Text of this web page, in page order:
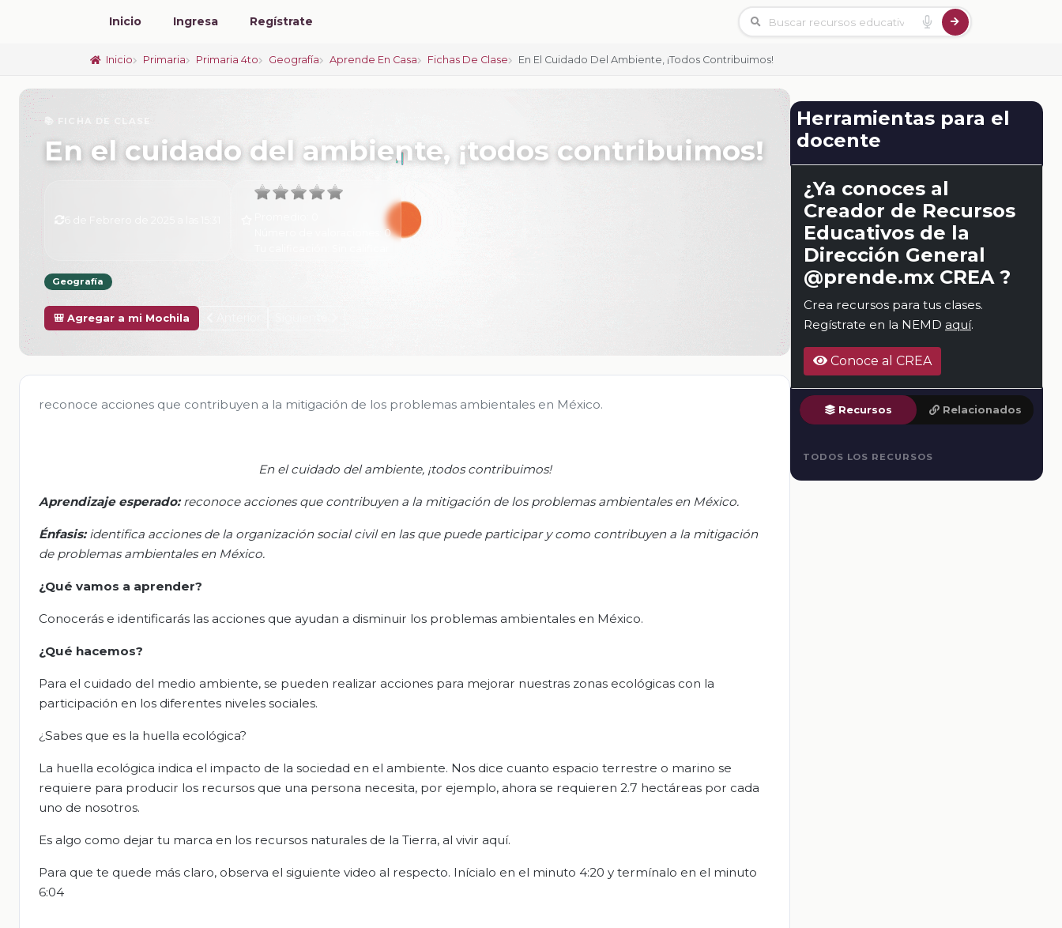
Inicio Ingresa Regístrate
Inicio Primaria Primaria 4to Geografía Aprende En Casa Fichas De Clase En El Cuidado Del Ambiente, ¡todos Contribuimos!
📚 FICHA DE CLASE
En el cuidado del ambiente, ¡todos contribuimos!
0
Geografía
🎒 Agregar a mi Mochila
reconoce acciones que contribuyen a la mitigación de los problemas ambientales en México.
En el cuidado del ambiente, ¡todos contribuimos!
Aprendizaje esperado: reconoce acciones que contribuyen a la mitigación de los problemas ambientales en México.
Énfasis: identifica acciones de la organización social civilen las que puede participar y como contribuyen a la mitigación
de problemas ambientales en México.
¿Qué vamos a aprender?
Conocerás e identificarás las acciones que ayudan a disminuir los problemas ambientales en México.
¿Qué hacemos?
Para el cuidado del medio ambiente, se pueden realizar acciones para mejorar nuestras zonas ecológicas con la
participación en los diferentes niveles sociales.
¿Sabes que es la huella ecológica?
La huella ecológica indica el impacto de la sociedad en el ambiente. Nos dice cuanto espacio terrestre o marino se
requiere para producir los recursos que una persona necesita, por ejemplo, ahora se requieren 2.7 hectáreas por cada
uno de nosotros.
Es algo como dejar tu marca en los recursos naturales de la Tierra, al vivir aquí.
Para que te quede más claro, observa el siguiente video al respecto. Inícialo en el minuto 4:20 y termínalo en el minuto
6:04
Herramientas para el
docente
¿Ya conoces al
Creador de Recursos
Educativos de la
Dirección General
@prende.mx CREA ?
Crea recursos para tus clases.
Regístrate en la NEMD aquí.
Conoce al CREA
Recursos Relacionados
TODOS LOS RECURSOS